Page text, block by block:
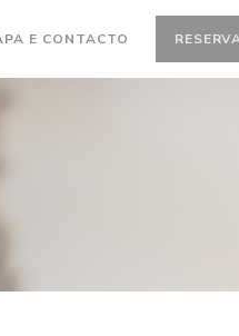
JANELA))
NUMA NOVA JANELA))
E CONTACTO